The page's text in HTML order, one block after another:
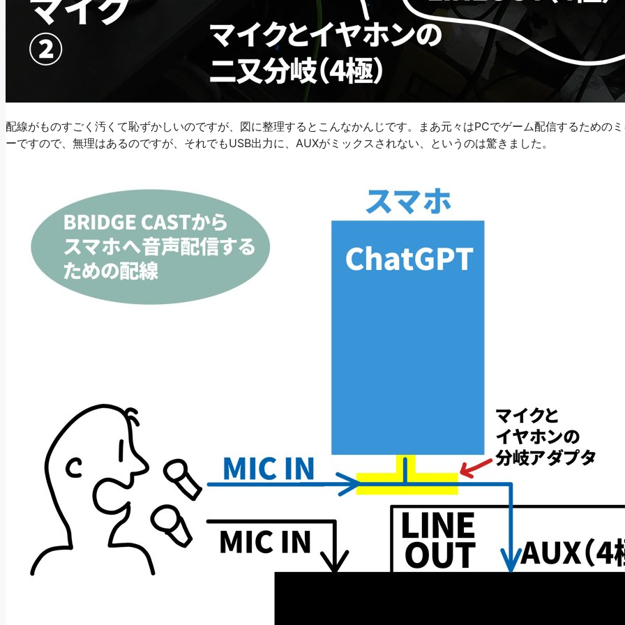
配線がものすごく汚くて恥ずかしいのですが、図に整理するとこんなかんじです。まあ元々はPCでゲーム配信するための
ーですので、無理はあるのですが、それでもUSB出力に、AUXがミックスされない、というのは驚きました。